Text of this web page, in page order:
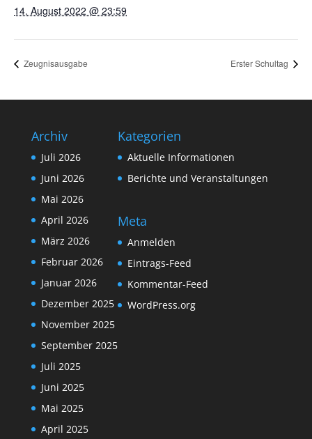
14. August 2022 @ 23:59
Zeugnisausgabe Erster Schultag
Archiv
Juli 2026
Juni 2026
Mai 2026
April 2026
März 2026
Februar 2026
Januar 2026
Dezember 2025
November 2025
September 2025
Juli 2025
Juni 2025
Mai 2025
April 2025
Kategorien
Aktuelle Informationen
Berichte und Veranstaltungen
Meta
Anmelden
Eintrags-Feed
Kommentar-Feed
WordPress.org